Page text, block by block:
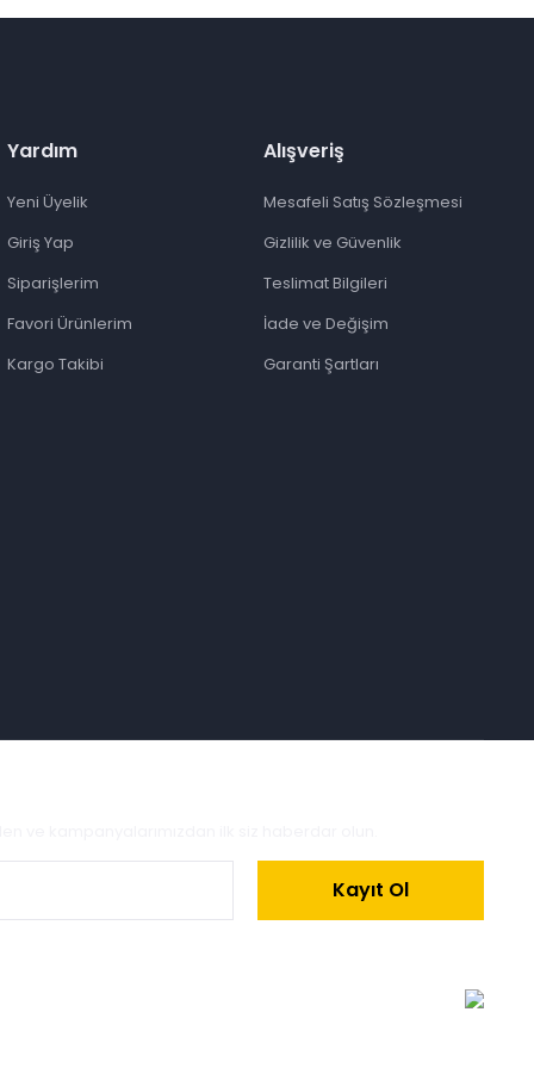
Yardım
Yeni Üyelik
Giriş Yap
Siparişlerim
Favori Ürünlerim
Kargo Takibi
Alışveriş
Mesafeli Satış Sözleşmesi
Gizlilik ve Güvenlik
Teslimat Bilgileri
İade ve Değişim
Garanti Şartları
Kayıt Ol